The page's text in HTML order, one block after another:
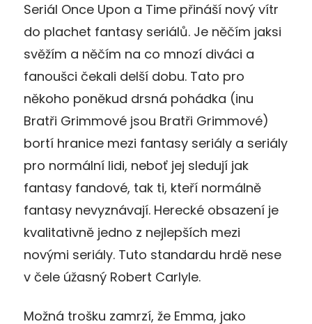
Seriál Once Upon a Time přináší nový vítr
do plachet fantasy seriálů. Je něčím jaksi
svěžím a něčím na co mnozí diváci a
fanoušci čekali delší dobu. Tato pro
někoho poněkud drsná pohádka (inu
Bratři Grimmové jsou Bratři Grimmové)
bortí hranice mezi fantasy seriály a seriály
pro normální lidi, neboť jej sledují jak
fantasy fandové, tak ti, kteří normálně
fantasy nevyznávají. Herecké obsazení je
kvalitativně jedno z nejlepších mezi
novými seriály. Tuto standardu hrdě nese
v čele úžasný Robert Carlyle.
Možná trošku zamrzí, že Emma, jako